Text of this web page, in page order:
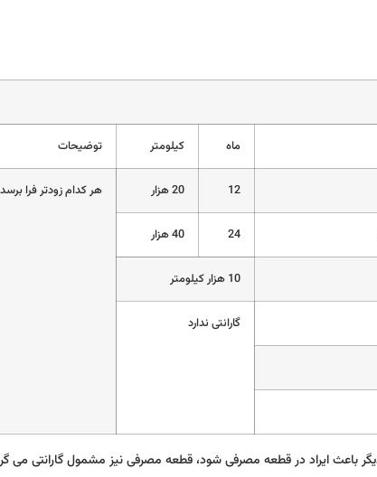
ماه کیلومتر توضیحات
12 20 هزار هر کدام زودتر فرا برسد
24 40 هزار
10 هزار کیلومتر
گارانتی ندارد